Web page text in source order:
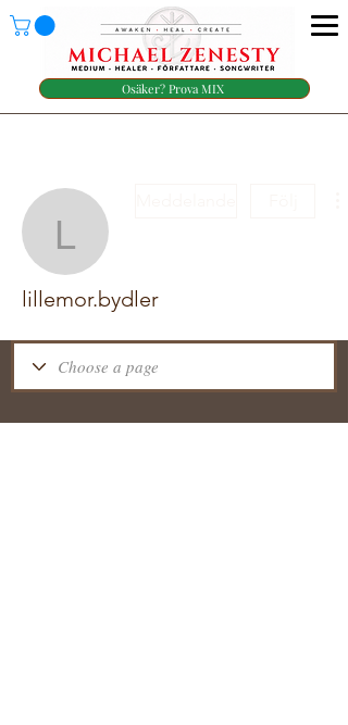
Osäker? Prova MIX
lillemor.bydler
lillemor.bydler